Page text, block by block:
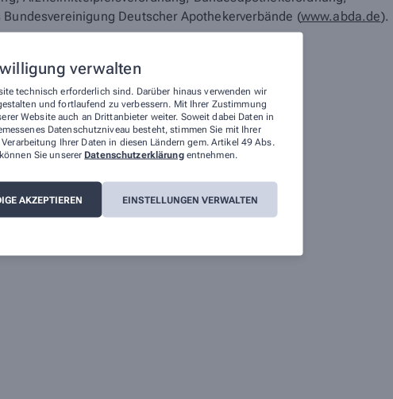
verwalten
technisch erforderlich sind. Darüber hinaus verwenden wir
und fortlaufend zu verbessern. Mit Ihrer Zustimmung
Website auch an Drittanbieter weiter. Soweit dabei Daten in
Datenschutzniveau besteht, stimmen Sie mit Ihrer
Ihrer Daten in diesen Ländern gem. Artikel 49 Abs.
Sie unserer Datenschutzerklärungentnehmen.
AKZEPTIEREN EINSTELLUNGEN VERWALTEN
Deutscher Apothekerverbände (www.abda.de).
Arzneimittelgesetzes (AMG):
hier erreichen: